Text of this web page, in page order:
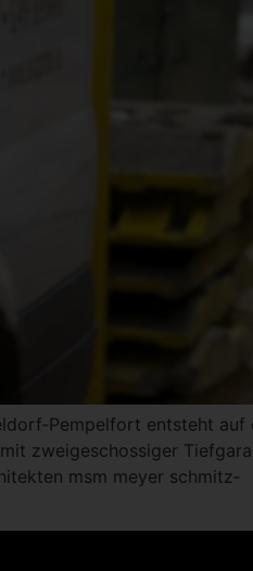
entsteht auf
zweigeschossiger
msm meyer schmitz‐